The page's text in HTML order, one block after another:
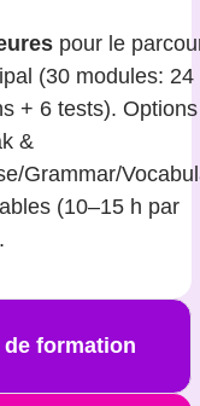
pour le
(30 modules: 24
+ 6 tests). Options
&
Grammar/
(10–15 h par
formation